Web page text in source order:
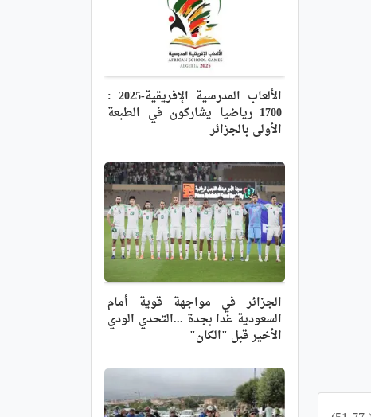
الألعاب المدرسية الإفريقية-2025 :
1700 رياضيا يشاركون في الطبعة
الأولى بالجزائر
الجزائر في مواجهة قوية أمام
السعودية غدا بجدة ...التحدي الودي
الأخير قبل "الكان"